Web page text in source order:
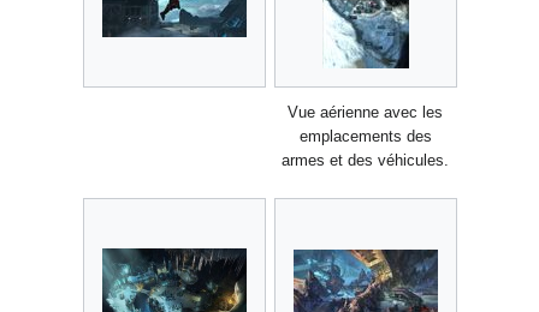
Vue aérienne avec les
emplacements des
armes et des véhicules.